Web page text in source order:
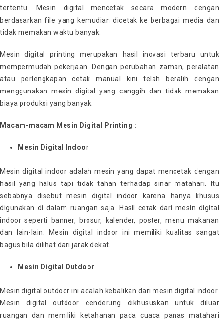
tertentu. Mesin digital mencetak secara modern dengan
berdasarkan file yang kemudian dicetak ke berbagai media dan
tidak memakan waktu banyak.
Mesin digital printing merupakan hasil inovasi terbaru untuk
mempermudah pekerjaan. Dengan perubahan zaman, peralatan
atau perlengkapan cetak manual kini telah beralih dengan
menggunakan mesin digital yang canggih dan tidak memakan
biaya produksi yang banyak.
Macam-macam Mesin Digital Printing :
Mesin Digital Indoor
Mesin digital indoor adalah mesin yang dapat mencetak dengan
hasil yang halus tapi tidak tahan terhadap sinar matahari. Itu
sebabnya disebut mesin digital indoor karena hanya khusus
digunakan di dalam ruangan saja. Hasil cetak dari mesin digital
indoor seperti banner, brosur, kalender, poster, menu makanan
dan lain-lain. Mesin digital indoor ini memiliki kualitas sangat
bagus bila dilihat dari jarak dekat.
Mesin Digital Outdoor
Mesin digital outdoor ini adalah kebalikan dari mesin digital indoor.
Mesin digital outdoor cenderung dikhususkan untuk diluar
ruangan dan memiliki ketahanan pada cuaca panas matahari